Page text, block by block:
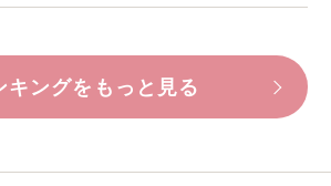
キングをもっと見る